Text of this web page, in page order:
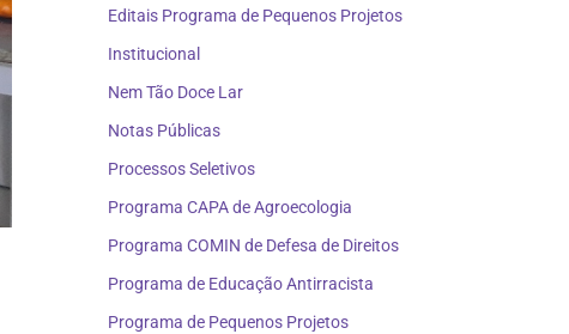
Editais Programa de Pequenos Projetos
Institucional
Nem Tão Doce Lar
Notas Públicas
Processos Seletivos
Programa CAPA de Agroecologia
Programa COMIN de Defesa de Direitos
Programa de Educação Antirracista
Programa de Pequenos Projetos